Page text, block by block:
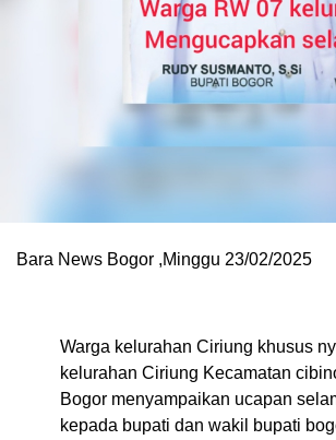
Bara News Bogor ,Minggu 23/02/2025
Warga kelurahan Ciriung khusus
kelurahan Ciriung Kecamatan
Bogor menyampaikan ucapan
kepada bupati dan wakil bupati